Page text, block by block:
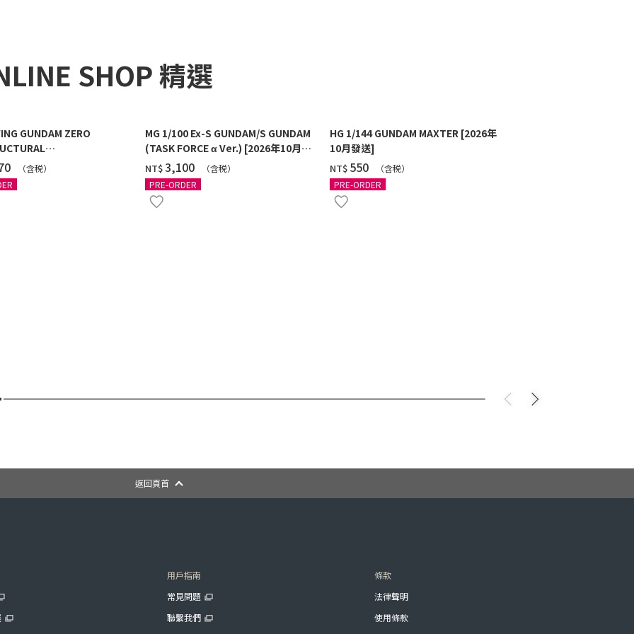
SHOP 精選
GUNDAM ZERO
BLACK] [2026年12月發送]
（含税）
MG 1/100 Ex-S GUNDAM/S GUNDAM
(TASK FORCE α Ver.) [2026年10月發
送]
NT$‌3,100
（含税）
PRE-ORDER
HG 1/144 GUNDAM MAXTER [2026年
10月發送]
NT$ ‌550
（含税）
PRE-ORDER
返回頁首
用戶指南
常見問題
聯繫我們
條款
法律聲明
使用條款